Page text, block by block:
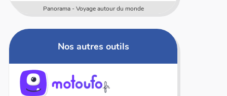
Panorama - Voyage autour du monde
Nos autres outils